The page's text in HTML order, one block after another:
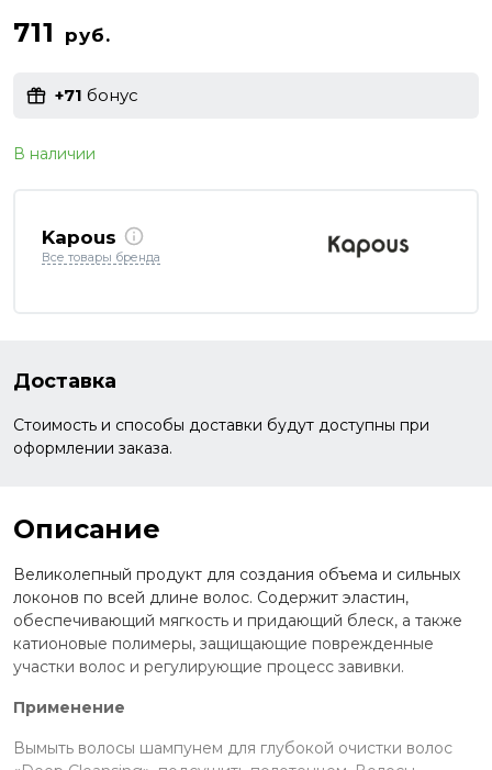
711 руб.
+71 бонус
В наличии
Kapous
Все товары бренда
Доставка
Стоимость и способы доставки будут доступны при
оформлении заказа.
Описание
Великолепный продукт для создания объема и сильных
локонов по всей длине волос. Содержит эластин,
обеспечивающий мягкость и придающий блеск, а также
катионовые полимеры, защищающие поврежденные
участки волос и регулирующие процесс завивки.
Применение
Вымыть волосы шампунем для глубокой очистки волос